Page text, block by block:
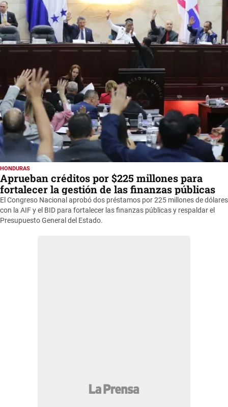
HONDURAS
Aprueban créditos por $225 millones para
fortalecer la gestión de las finanzas públicas
El Congreso Nacional aprobó dos préstamos por 225 millones de dólares
con la AIF y el BID para fortalecer las finanzas públicas y respaldar el
Presupuesto General del Estado.